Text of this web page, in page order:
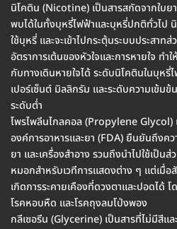
นิโคติน (Nicotine) เป็นสารสกัดจากใบย
พบได้ในทั้งบุหรี่ไฟฟ้าและบุหรี่ปกติทั่วไป
ใช้บุหรี่ และจะเข้าไปกระตุ้นระบบประสา
อัตราการเต้นของหัวใจและการหายใจ ทำ
กับทางเดินหายใจได้ ระดับนิโคตินในบุห
เปอร์เซ็นต์ มิลลิกรัม และระดับความเข้ม
ระดับต่ำ
โพรไพลีนไกลคอล (Propylene Glycol)
องค์การอาหารและยา (FDA) ยืนยันถึงค
ยา และเครื่องสำอาง รวมถึงนำไปใช้เป็น
หมอกสำหรับเวทีการแสดงต่าง ๆ แต่เมื่อ
เกิดการระคายเคืองที่ดวงตาและปอดได้ โ
โรคหอบหืด และโรคถุงลมโป่งพอง
กลีเซอรีน (Glycerine) เป็นสารที่ไม่มีสีแ